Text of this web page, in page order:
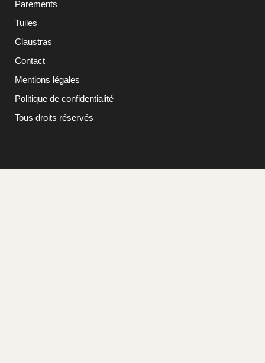
Parements
Tuiles
Claustras
Contact
Mentions légales
Politique de confidentialité
Tous droits réservés